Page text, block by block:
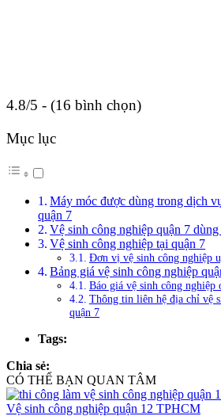
4.8/5 - (16 bình chọn)
Mục lục
Máy móc được dùng trong dịch
quận 7
Vệ sinh công nghiệp quận 7
Vệ sinh công nghiệp tại quận 7
Đơn vị vệ sinh công nghiệp
Bảng giá vệ sinh công nghiệp
Báo giá vệ sinh công
Thông tin liên hệ địa chỉ vệ
quận 7
Tags:
Chia sẻ:
CÓ THỂ BẠN QUAN TÂM
Vệ sinh công nghiệp quận 12 TPHCM